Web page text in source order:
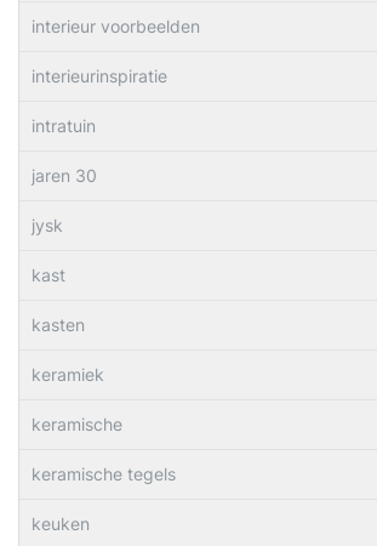
interieur voorbeelden
interieurinspiratie
intratuin
jaren 30
jysk
kast
kasten
keramiek
keramische
keramische tegels
keuken